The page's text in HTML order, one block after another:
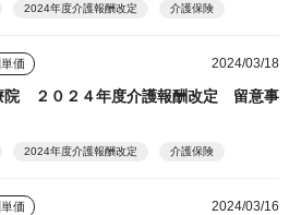
2024年度介護報酬改定 介護保険
価 2024/03/18
院 ２０２４年度介護報酬改定 留意事
2024年度介護報酬改定 介護保険
価 2024/03/16